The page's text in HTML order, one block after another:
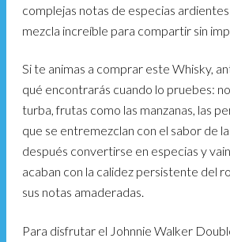
complejas notas de especias ardientes
mezcla increíble para compartir sin
Si te animas a comprar este Whisky,
qué encontrarás cuando lo pruebes:
turba, frutas como las manzanas, las
que se entremezclan con el sabor de
después convertirse en especias y
acaban con la calidez persistente del
sus notas amaderadas.
Para disfrutar el Johnnie Walker